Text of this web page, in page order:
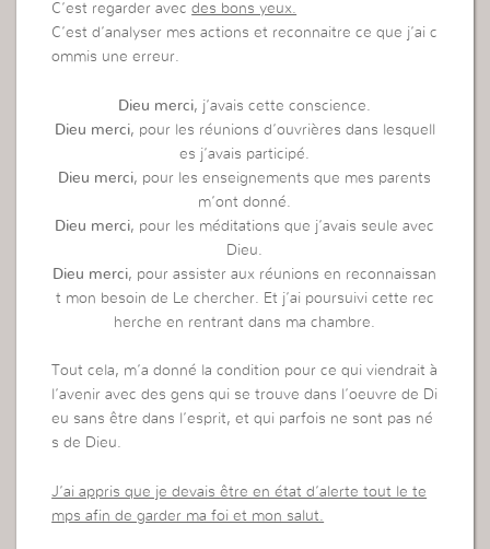
C’est regarder avecdes bons yeux.
C’est d’analyser mes actions et reconnaitre ce que j’ai c
ommis une erreur.
Dieu merci, j’avais cette conscience.
Dieu merci, pour les réunions d’ouvrières dans lesquell
es j’avais participé.
Dieu merci, pour les enseignements que mes parents
m’ont donné.
Dieu merci, pour les méditations que j’avais seule avec
Dieu.
Dieu merci, pour assister aux réunions en reconnaissan
t mon besoin de Le chercher. Et j’ai poursuivi cette rec
herche en rentrant dans ma chambre.
Tout cela, m’a donné la condition pour ce qui viendrait à
l’avenir avec des gens qui se trouve dans l’oeuvre de Di
eu sans être dans l’esprit, et qui parfois ne sont pas né
s de Dieu.
J’ai appris que je devais être en état d’alerte tout le te
mps afin de garder ma foi et mon salut.